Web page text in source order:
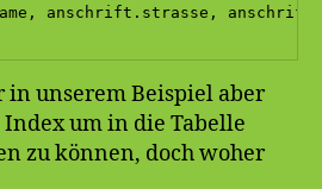
anschrift.strasse,
in unserem Beispiel aber
um in die Tabelle
zu können, doch woher